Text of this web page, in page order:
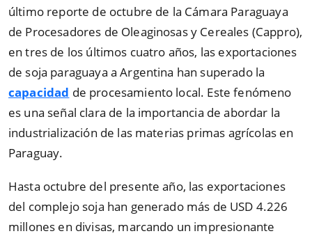
último reporte de octubre de la Cámara Paraguaya
de Procesadores de Oleaginosas y Cereales (Cappro),
en tres de los últimos cuatro años, las exportaciones
de soja paraguaya a Argentina han superado la
capacidad de procesamiento local. Este fenómeno
es una señal clara de la importancia de abordar la
industrialización de las materias primas agrícolas en
Paraguay.
Hasta octubre del presente año, las exportaciones
del complejo soja han generado más de USD 4.226
millones en divisas, marcando un impresionante